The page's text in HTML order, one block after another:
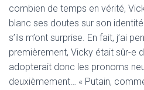
combien de temps en vérité,
blanc ses doutes sur son
s’ils m’ont surprise. En fait, j’ai
premièrement, Vicky était sûr-e
adopterait donc les pronoms
deuxièmement… « Putain,